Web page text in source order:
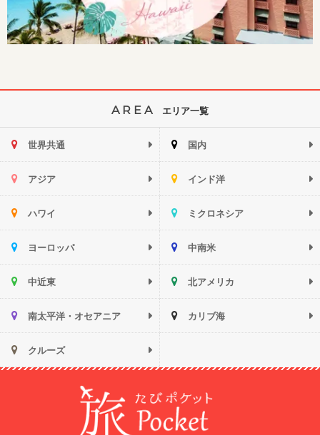
AREA エリア一覧
世界共通 国内
アジア インド洋
ハワイ ミクロネシア
ヨーロッパ 中南米
中近東 北アメリカ
南太平洋・オセアニア カリブ海
クルーズ